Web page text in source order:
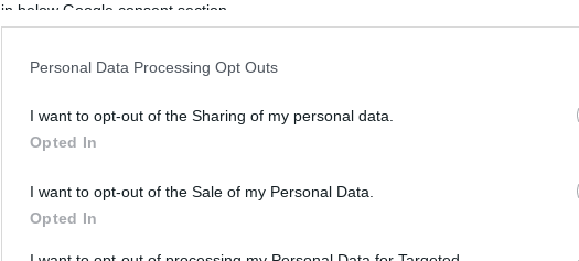
in below Google consent section.
Personal Data Processing Opt Outs
I want to opt-out of the Sharing of my personal data.
Opted In
I want to opt-out of the Sale of my Personal Data.
Opted In
Αγωνιστικής
19/APR/17 18:09
Σκορ αλά NBA στο Κερατσίνι, με...